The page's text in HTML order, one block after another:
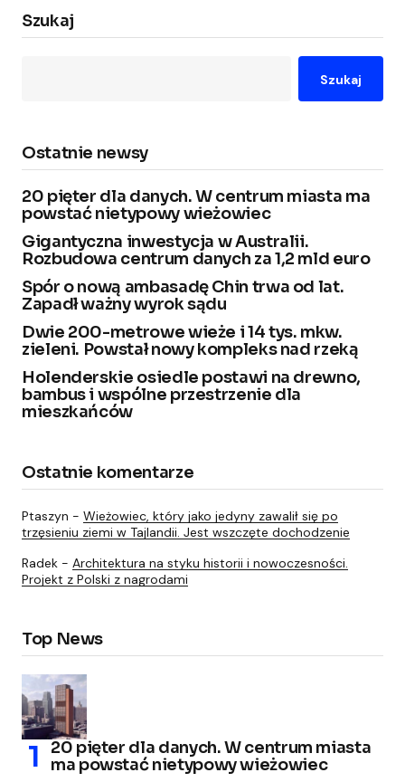
Szukaj
Szukaj
Ostatnie newsy
20 pięter dla danych. W centrum miasta ma
powstać nietypowy wieżowiec
Gigantyczna inwestycja w Australii.
Rozbudowa centrum danych za 1,2 mld euro
Spór o nową ambasadę Chin trwa od lat.
Zapadł ważny wyrok sądu
Dwie 200-metrowe wieże i 14 tys. mkw.
zieleni. Powstał nowy kompleks nad rzeką
Holenderskie osiedle postawi na drewno,
bambus i wspólne przestrzenie dla
mieszkańców
Ostatnie komentarze
Ptaszyn - Wieżowiec, który jako jedyny zawalił się po
trzęsieniu ziemi w Tajlandii. Jest wszczęte dochodzenie
Radek - Architektura na styku historii i nowoczesności.
Projekt z Polski z nagrodami
Top News
20 pięter dla danych. W centrum miasta
ma powstać nietypowy wieżowiec